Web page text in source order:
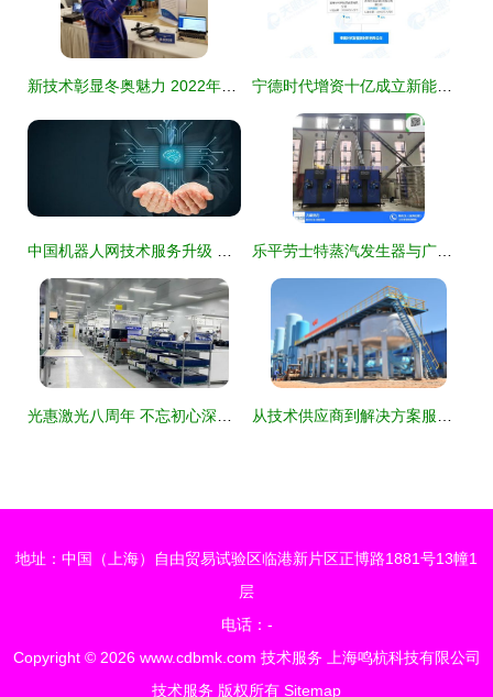
地址：中国（上海）自由贸易试验区临港新片区正博路1881号13幢1
层
电话：-
Copyright © 2026 www.cdbmk.com 技术服务
上海鸣杭科技有限公司
技术服务 版权所有 Sitemap